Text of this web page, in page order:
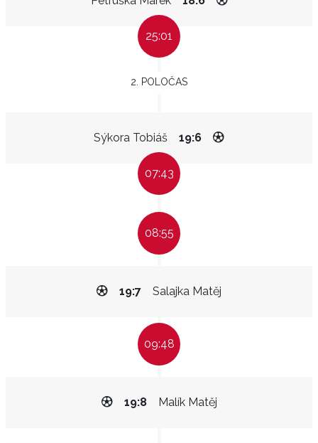
25:01
2. POLOČAS
Sýkora Tobiáš 19:6
07:43
08:55
Salajka Matěj
19:7
09:48
Malík Matěj
19:8